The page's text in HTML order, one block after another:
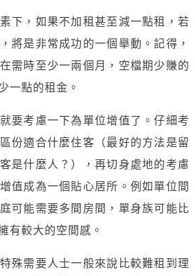
下，如果不加租甚至減一點租，若
將是非常成功的一個舉動。記得，
需時至少一兩個月，空檔期少賺的
一點的租金。
要考慮一下為單位增值了。仔細考
份適合什麼住客（最好的方法是留
是什麼人？），再切身處地的考慮
值成為一個貼心居所。例如單位間
可能需要多間房間，單身族可能比
有較大的空間感。
殊需要人士一般來說比較難租到理